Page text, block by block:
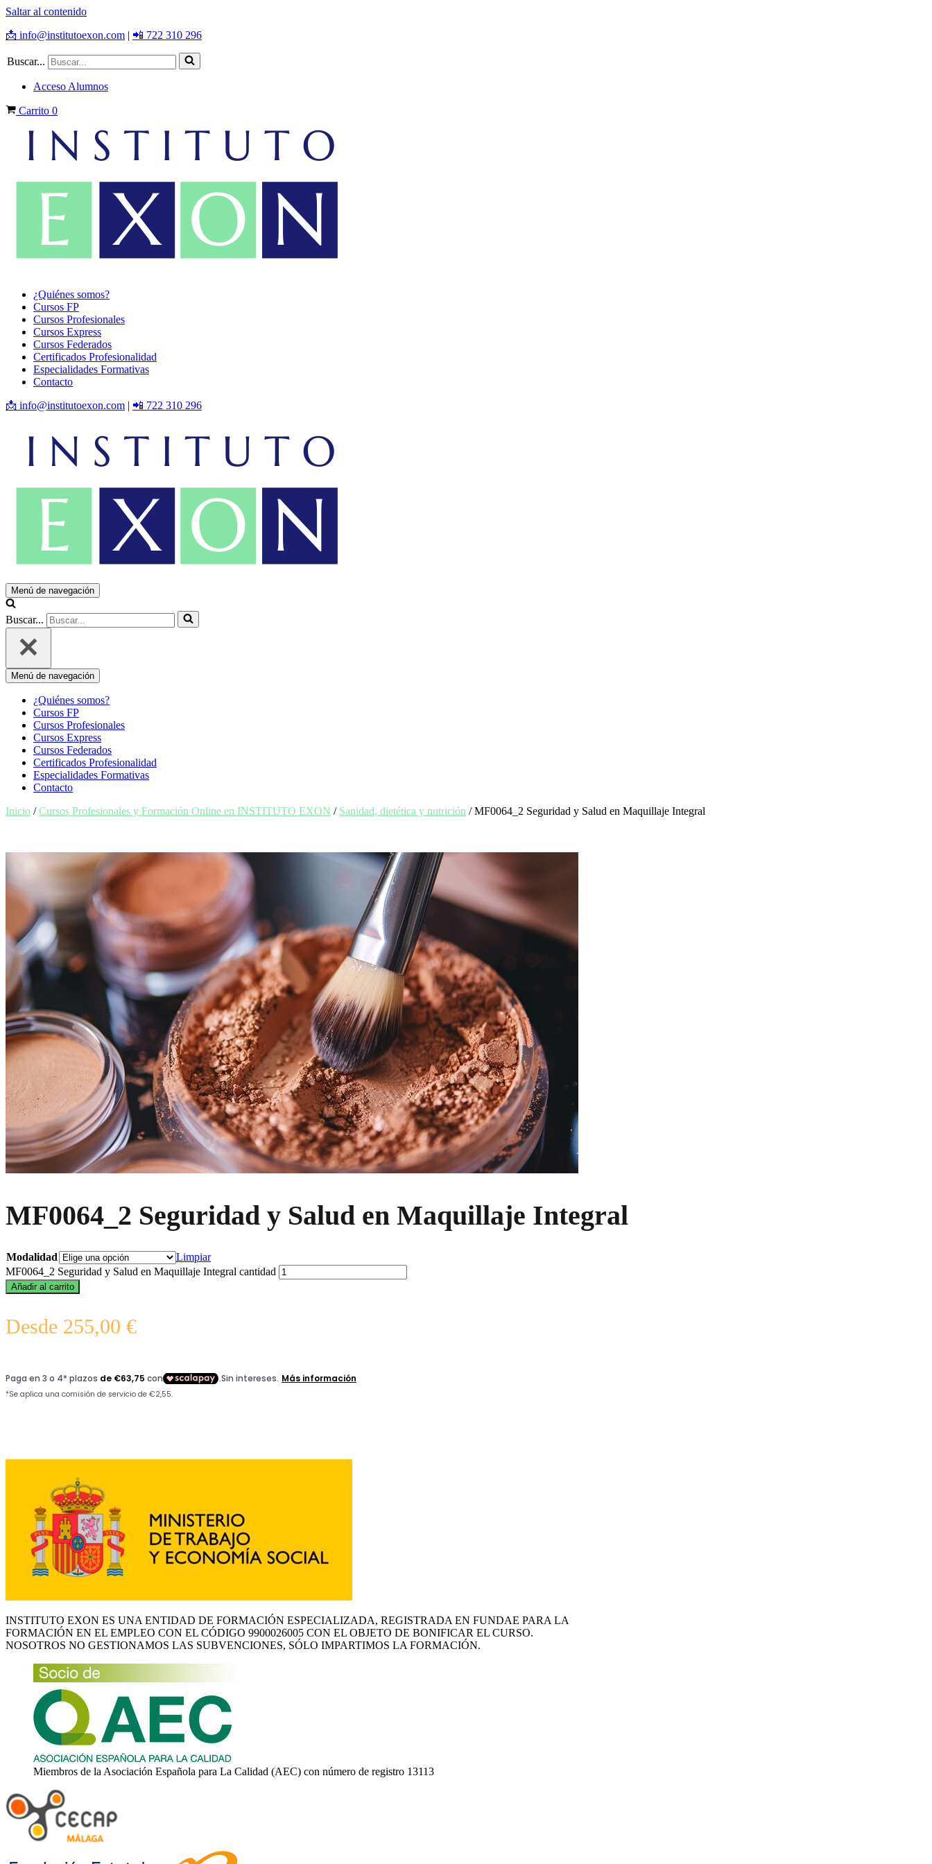
Saltar al contenido
📩 info@institutoexon.com | 📲 722 310 296
Buscar...
Acceso Alumnos
Carrito 0
¿Quiénes somos?
Cursos FP
Cursos Profesionales
Cursos Express
Cursos Federados
Certificados Profesionalidad
Especialidades Formativas
Contacto
📩 info@institutoexon.com | 📲 722 310 296
Menú de navegación
Buscar...
Menú de navegación
¿Quiénes somos?
Cursos FP
Cursos Profesionales
Cursos Express
Cursos Federados
Certificados Profesionalidad
Especialidades Formativas
Contacto
Inicio /Cursos Profesionales y Formación Online en INSTITUTO EXON / Sanidad, dietética y nutrición / MF0064_2 Seguridad y Salud en Maquillaje Integral
MF0064_2 Seguridad y Salud en Maquillaje Integral
Modalidad
Limpiar
MF0064_2 Seguridad y Salud en Maquillaje Integral cantidad
Añadir al carrito
Desde 255,00 €
INSTITUTO EXON ES UNA ENTIDAD DE FORMACIÓN ESPECIALIZADA, REGISTRADA EN FUNDAE PARA LA
FORMACIÓN EN EL EMPLEO CON EL CÓDIGO 9900026005 CON EL OBJETO DE BONIFICAR EL CURSO.
NOSOTROS NO GESTIONAMOS LAS SUBVENCIONES, SÓLO IMPARTIMOS LA FORMACIÓN.
Miembros de la Asociación Española para La Calidad (AEC) con número de registro 13113